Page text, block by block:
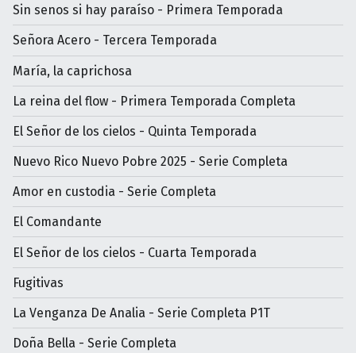
Sin senos si hay paraíso - Primera Temporada
Señora Acero - Tercera Temporada
María, la caprichosa
La reina del flow - Primera Temporada Completa
El Señor de los cielos - Quinta Temporada
Nuevo Rico Nuevo Pobre 2025 - Serie Completa
Amor en custodia - Serie Completa
El Comandante
El Señor de los cielos - Cuarta Temporada
Fugitivas
La Venganza De Analia - Serie Completa P1T
Doña Bella - Serie Completa